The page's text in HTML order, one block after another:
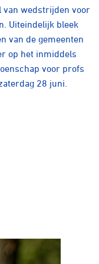
van wedstrijden voor
Uiteindelijk bleek
van de gemeenten
op het inmiddels
voor profs
28 juni.